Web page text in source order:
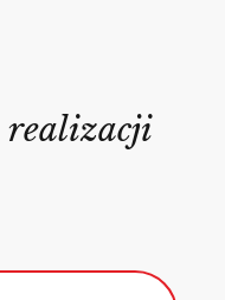
realizacji